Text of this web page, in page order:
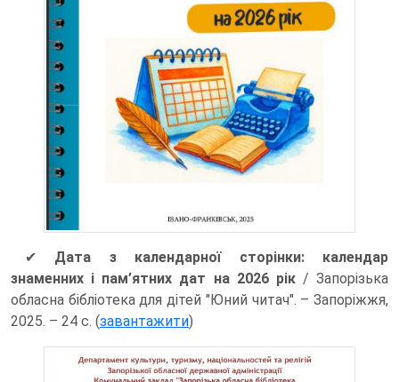
✔ Дата з календарної сторінки: календар
знаменних і пам’ятних дат на 2026 рік/ Запорізька
обласна бібліотека для дітей "Юний читач". – Запоріжжя,
2025. – 24 с. (завантажити)